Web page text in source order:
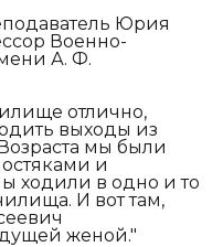
Юрия
Военно-
А. Ф.
отлично,
выходы из
мы были
и
ходили в одно и то
И вот там,
женой."